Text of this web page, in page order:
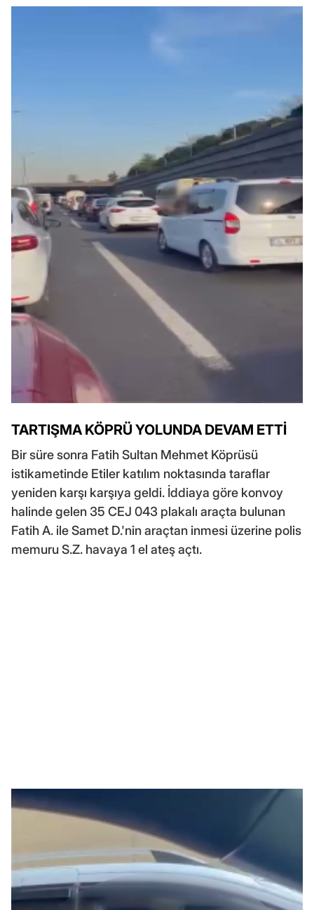
TARTIŞMA KÖPRÜ YOLUNDA DEVAM ETTİ
Bir süre sonra Fatih Sultan Mehmet Köprüsü
istikametinde Etiler katılım noktasında taraflar
yeniden karşı karşıya geldi. İddiaya göre konvoy
halinde gelen 35 CEJ 043 plakalı araçta bulunan
Fatih A. ile Samet D.'nin araçtan inmesi üzerine polis
memuru S.Z. havaya 1 el ateş açtı.